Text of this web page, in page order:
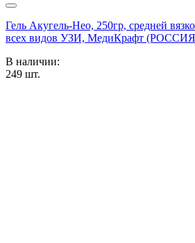
Гель Акугель-Нео, 250гр, средней
всех видов УЗИ, МедиКрафт
В наличии:
249 шт.